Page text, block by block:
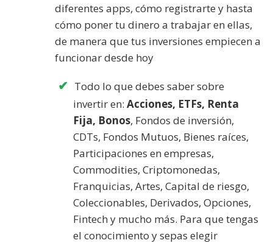
diferentes apps, cómo registrarte y hasta
cómo poner tu dinero a trabajar en ellas,
de manera que tus inversiones empiecen a
funcionar desde hoy
Todo lo que debes saber sobre
invertir en: Acciones, ETFs, Renta
Fija, Bonos, Fondos de inversión,
CDTs, Fondos Mutuos, Bienes raíces,
Participaciones en empresas,
Commodities, Criptomonedas,
Franquicias, Artes, Capital de riesgo,
Coleccionables, Derivados, Opciones,
Fintech y mucho más. Para que tengas
el conocimiento y sepas elegir